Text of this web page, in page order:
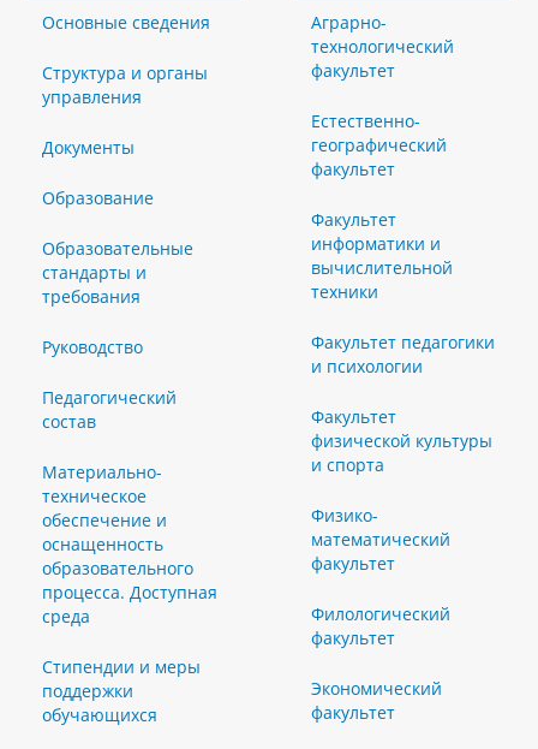
Основные сведения
Структура и органы
управления
Документы
Образование
Образовательные
стандарты и
требования
Руководство
Педагогический
состав
Материально-
техническое
обеспечение и
оснащенность
образовательного
процесса. Доступная
среда
Стипендии и меры
поддержки
обучающихся
Аграрно-
технологический
факультет
Естественно-
географический
факультет
Факультет
информатики и
вычислительной
техники
Факультет педагогики
и психологии
Факультет
физической культуры
и спорта
Физико-
математический
факультет
Филологический
факультет
Экономический
факультет